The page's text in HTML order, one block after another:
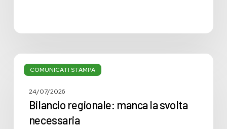
COMUNICATI STAMPA
Bilancio
regionale:
svolta
24/07/2026
Bilancio regionale: manca la svolta
necessaria